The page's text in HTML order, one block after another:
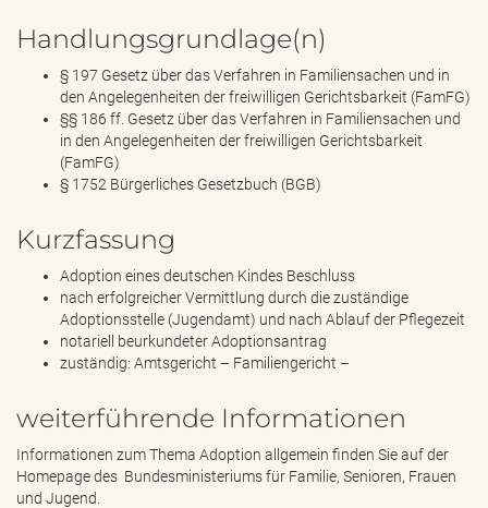
Handlungsgrundlage(n)
§ 197 Gesetz über das Verfahren in Familiensachen und in
den Angelegenheiten der freiwilligen Gerichtsbarkeit (FamFG)
§§ 186 ff. Gesetz über das Verfahren in Familiensachen und
in den Angelegenheiten der freiwilligen Gerichtsbarkeit
(FamFG)
§ 1752 Bürgerliches Gesetzbuch (BGB)
Kurzfassung
Adoption eines deutschen Kindes Beschluss
nach erfolgreicher Vermittlung durch die zuständige
Adoptionsstelle (Jugendamt) und nach Ablauf der Pflegezeit
notariell beurkundeter Adoptionsantrag
zuständig: Amtsgericht – Familiengericht –
weiterführende Informationen
Informationen zum Thema Adoption allgemein finden Sie auf der
Homepage des Bundesministeriums für Familie, Senioren, Frauen
und Jugend.